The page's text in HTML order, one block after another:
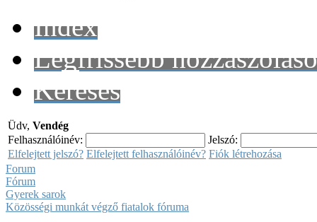
Index
Legfrissebb
Keresés
Üdv, Vendég
Felhasználóinév:
Jelszó:
Elfelejtett jelszó? Elfelejtett felhasználóinév? Fiók létrehozása
Forum
Fórum
Gyerek sarok
Közösségi munkát végző fiatalok fóruma